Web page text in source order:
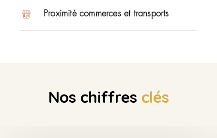
Proximité commerces et transports
Nos chiffres clés